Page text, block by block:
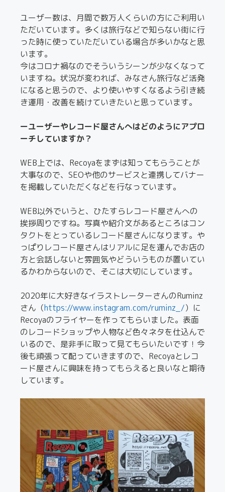
ユーザー数は、月間で数万人くらいの方にご利用い
ただいています。多くは旅行などで知らない街に行
った時に使っていただいている場合が多いかなと思
います。
今はコロナ禍なのでそういうシーンが少なくなって
いますね。状況が変われば、みなさん旅行など活発
になると思うので、より使いやすくなるよう引き続
き運用・改善を続けていきたいと思っています。
ーユーザーやレコード屋さんへはどのようにアプロ
ーチしていますか？
WEB上では、Recoyaをまずは知ってもらうことが
大事なので、SEOや他のサービスと連携してバナー
を掲載していただくなどを行なっています。
WEB以外でいうと、ひたすらレコード屋さんへの
挨拶周りですね。写真や紹介文があるところはコン
タクトをとっているレコード屋さんになります。や
っぱりレコード屋さんはリアルに足を運んでお店の
方と会話しないと雰囲気やどういうものが置いてい
るかわからないので、そこは大切にしています。
2020年に大好きなイラストレーターさんのRuminz
さん（https://www.instagram.com/ruminz_/）に
Recoyaのフライヤーを作ってもらいました。表面
のレコードショップや人物など色々ネタを仕込んで
いるので、是非手に取って見てもらいたいです！今
後も頑張って配っていきますので、Recoyaとレコ
ード屋さんに興味を持ってもらえると良いなと期待
しています。